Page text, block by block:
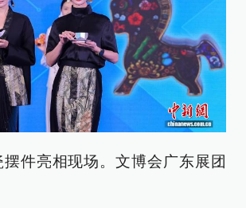
件亮相现场。文博会广东展团